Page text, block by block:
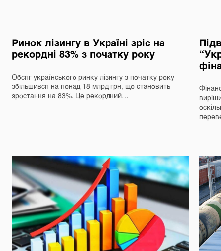
Ринок лізингу в Україні зріс на
рекордні 83% з початку року
Обсяг українського ринку лізингу з початку року
збільшився на понад 18 млрд грн, що становить
зростання на 83%. Це рекордний…